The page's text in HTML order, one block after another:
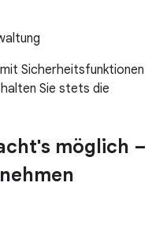
Sicherheitsfunktionen
Sie stets die
möglich –